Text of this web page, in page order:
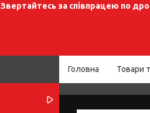
Звертайтесь за співпрацею по
Головна Товари